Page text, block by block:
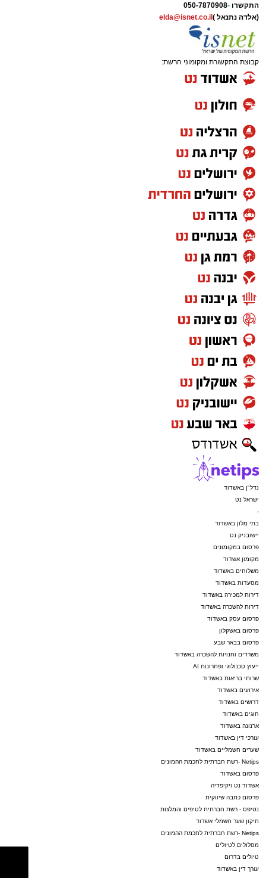
התקשרו -
050-7870908
(אלדה נתנאל )elda@isnet.co.il
קבוצת התקשורת ומקומוני הרשת:
נדל"ן באשדוד
ישראל נט
-
בתי מלון באשדוד
יישובניק נט
פרסום במקומונים
מקומון אשדוד
משלוחים באשדוד
מסעדות באשדוד
דירות למכירה באשדוד
דירות להשכרה באשדוד
פרסום עסק באשדוד
פרסום באשקלון
פרסום בבאר שבע
משרדים וחנויות להשכרה באשדוד
ייעוץ טכנולוגי ופתרונות AI
שרותי בריאות באשדוד
אירועים באשדוד
דרושים באשדוד
חוגים באשדוד
ארנונה באשדוד
עורכי דין באשדוד
שערים חשמליים באשדוד
Netips -רשת חברתית לחכמת ההמונים
פרסום באשדוד
אשדוד נט ויקיפדיה
פרסום כתבה שיווקית
נטיפס - רשת חברתית לטיפים והמלצות
תיקון שער חשמלי אשדוד
Netips -רשת חברתית לחכמת ההמונים
מסלולים לטיולים
טיולים בדרום
עורך דין באשדוד